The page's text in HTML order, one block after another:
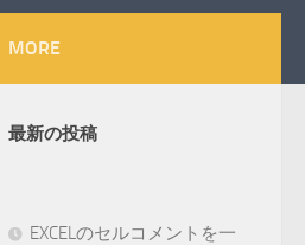
MORE
最新の投稿
EXCELのセルコメントを一